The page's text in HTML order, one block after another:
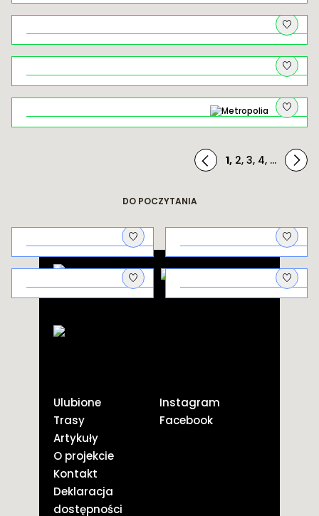
Brzankowe zjazdy i podjazdy
Żegiestów – uzdrowisko, które
ponownie zaczyna istnieć
Rowerem przez Ciężkowicko–
Rożnowski Park Krajobrazowy
1, 2, 3, 4, ...
DO POCZYTANIA
Architektura
uzdrowiskowa
Na piknik!
Galicyjscy
odkrycie
Kto co pierwszy
Ulubione
Trasy
Artykuły
O projekcie
Kontakt
Deklaracja
dostępności
Instagram
Facebook